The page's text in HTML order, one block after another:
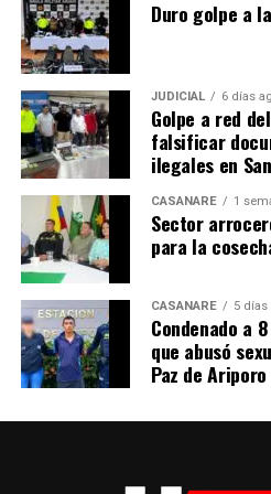
pensando en las huevas del
Coletilla:A principios de los
atraco en la Avenida Pradilla
encuentro con una de las
fugazmente han estado a mi
cuando presurosa salía de una
plantas al borde de esta
Columnista caminaba a clases
Universidad de la Sabana.
Duro golpe a
JUDICIAL 6 días
Golpe a red
falsificar
ilegales en
CASANARE 1
Sector
para la
CASANARE 5 días
Condenado a
que abusó
Paz de